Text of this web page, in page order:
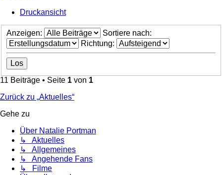
Druckansicht
Anzeigen:
Sortiere nach:
Richtung:
11 Beiträge • Seite 1 von 1
Zurück zu „Aktuelles“
Gehe zu
Über Natalie Portman
↳ Aktuelles
↳ Allgemeines
↳ Angehende Fans
↳ Filme